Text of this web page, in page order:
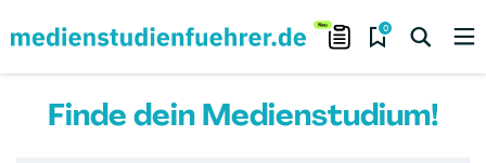
0
Finde dein Medienstudium!